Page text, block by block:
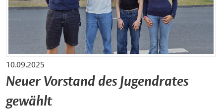
10.09.2025
Neuer Vorstand des Jugendrates
gewählt